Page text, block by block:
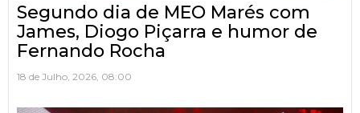
Segundo dia de MEO Marés com
James, Diogo Piçarra e humor de
Fernando Rocha
18 de Julho, 2026, 08:00